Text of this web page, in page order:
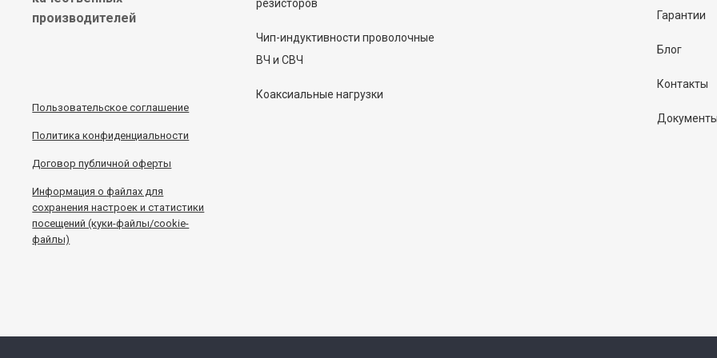
производителей
Пользовательское соглашение
Политика конфиденциальности
Договор публичной оферты
Информацияофайлах для
сохранения настроек и статистики
посещений (куки-файлы/cookie-
файлы)
резисторов
Чип-индуктивности проволочные
ВЧ и СВЧ
Коаксиальные нагрузки
Гарантии
Блог
Контакты